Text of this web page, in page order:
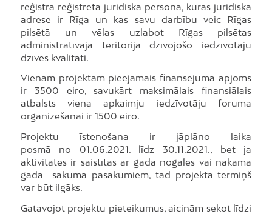
reģistrā reģistrēta juridiska persona, kuras juridiskā
adrese ir Rīga un kas savu darbību veic Rīgas
pilsētā un vēlas uzlabot Rīgas pilsētas
administratīvajā teritorijā dzīvojošo iedzīvotāju
dzīves kvalitāti.
Vienam projektam pieejamais finansējuma apjoms
ir 3500 eiro, savukārt maksimālais finansiālais
atbalsts viena apkaimju iedzīvotāju foruma
organizēšanai ir 1500 eiro.
Projektu īstenošana ir jāplāno laika
posmā no 01.06.2021. līdz 30.11.2021., bet ja
aktivitātes ir saistītas ar gada nogales vai nākamā
gada sākuma pasākumiem, tad projekta termiņš
var būt ilgāks.
Gatavojot projektu pieteikumus, aicinām sekot līdzi